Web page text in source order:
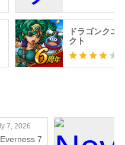
ドラゴンクエ
クト
7, 2026
7